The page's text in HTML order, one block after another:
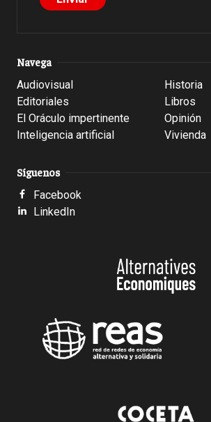
Navega
Audiovisual
Editoriales
El Oráculo impertinente
Inteligencia artificial
Historia
Libros
Opinión
Vivienda
Síguenos
Facebook
LinkedIn